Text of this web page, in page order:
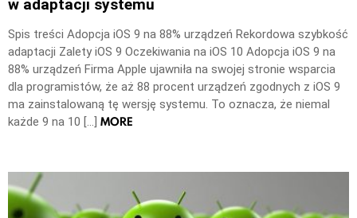
w adaptacji systemu
Spis treści Adopcja iOS 9 na 88% urządzeń Rekordowa szybkość
adaptacji Zalety iOS 9 Oczekiwania na iOS 10 Adopcja iOS 9 na
88% urządzeń Firma Apple ujawniła na swojej stronie wsparcia
dla programistów, że aż 88 procent urządzeń zgodnych z iOS 9
ma zainstalowaną tę wersję systemu. To oznacza, że niemal
każde 9 na 10 […] MORE